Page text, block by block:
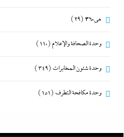
هى360 (29)
وحدة الصحافة والإعلام(110)
وحدة شئون المخابرات (349)
وحدة مكافحة التطرف (151)